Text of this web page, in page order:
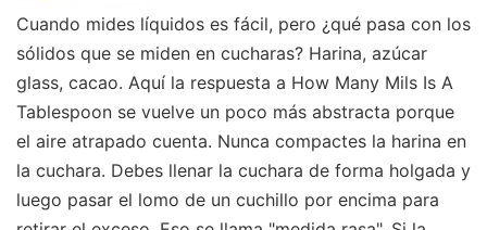
Cuando mides líquidos es fácil, pero ¿qué pasa con los
sólidos que se miden en cucharas? Harina, azúcar
glass, cacao. Aquí la respuesta a How Many Mils Is A
Tablespoon se vuelve un poco más abstracta porque
el aire atrapado cuenta. Nunca compactes la harina en
la cuchara. Debes llenar la cuchara de forma holgada y
luego pasar el lomo de un cuchillo por encima para